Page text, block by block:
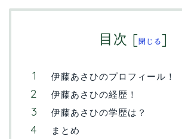
目次 [閉じる]
伊藤あさひのプロフィール！
伊藤あさひの経歴！
伊藤あさひの学歴は？
まとめ